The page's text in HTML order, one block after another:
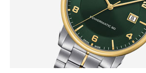
HÅLTAGNING ÖRON